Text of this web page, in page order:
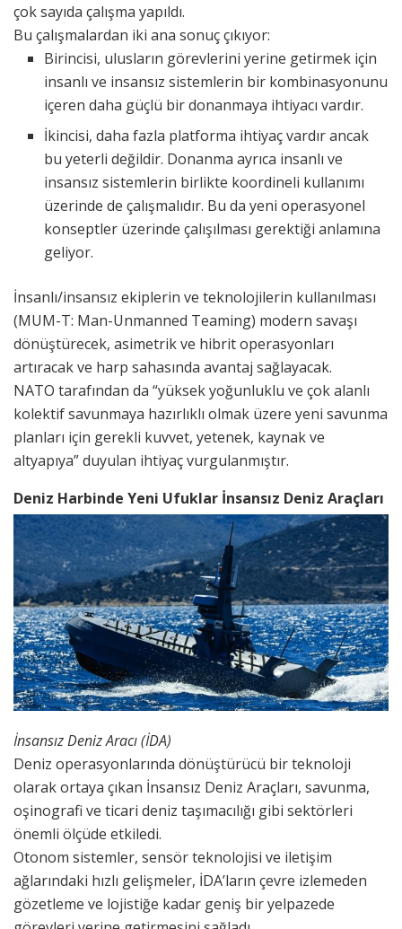
çok sayıda çalışma yapıldı.
Bu çalışmalardan iki ana sonuç çıkıyor:
Birincisi, ulusların görevlerini yerine getirmek için
insanlı ve insansız sistemlerin bir kombinasyonunu
içeren daha güçlü bir donanmaya ihtiyacı vardır.
İkincisi, daha fazla platforma ihtiyaç vardır ancak
bu yeterli değildir. Donanma ayrıca insanlı ve
insansız sistemlerin birlikte koordineli kullanımı
üzerinde de çalışmalıdır. Bu da yeni operasyonel
konseptler üzerinde çalışılması gerektiği anlamına
geliyor.
İnsanlı/insansız ekiplerin ve teknolojilerin kullanılması
(MUM-T: Man-Unmanned Teaming) modern savaşı
dönüştürecek, asimetrik ve hibrit operasyonları
artıracak ve harp sahasında avantaj sağlayacak.
NATO tarafından da “yüksek yoğunluklu ve çok alanlı
kolektif savunmaya hazırlıklı olmak üzere yeni savunma
planları için gerekli kuvvet, yetenek, kaynak ve
altyapıya” duyulan ihtiyaç vurgulanmıştır.
Deniz Harbinde Yeni Ufuklar İnsansız Deniz Araçları
İnsansız Deniz Aracı (İDA)
Deniz operasyonlarında dönüştürücü bir teknoloji
olarak ortaya çıkan İnsansız Deniz Araçları, savunma,
oşinografi ve ticari deniz taşımacılığı gibi sektörleri
önemli ölçüde etkiledi.
Otonom sistemler, sensör teknolojisi ve iletişim
ağlarındaki hızlı gelişmeler, İDA’ların çevre izlemeden
gözetleme ve lojistiğe kadar geniş bir yelpazede